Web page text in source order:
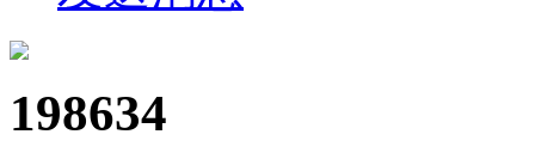
198634